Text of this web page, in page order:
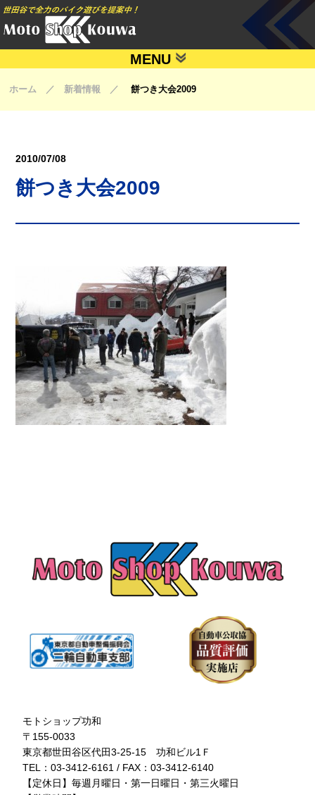
MENU
ホーム ／ 新着情報 ／餅つき大会2009
2010/07/08
餅つき大会2009
モトショップ功和
〒155-0033
東京都世田谷区代田3-25-15 功和ビル1Ｆ
TEL：03-3412-6161 / FAX：03-3412-6140
【定休日】毎週月曜日・第一日曜日・第三火曜日